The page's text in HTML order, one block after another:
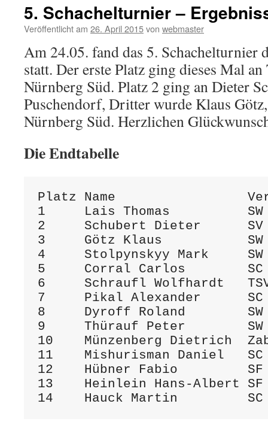
5. Schachelturnier –
Veröffentlicht am 26. April 2015von webmaster
Am 24.05. fand das 5. Schachelturnier
statt. Der erste Platz ging dieses Mal
Nürnberg Süd. Platz 2 ging an Dieter
Puschendorf, Dritter wurde Klaus
Nürnberg Süd. Herzlichen
Die Endtabelle
Platz Name
1     Lais Thomas
2     Schubert Dieter
3     Götz Klaus
4     Stolpynskyy Mark
5     Corral Carlos
6     Schraufl Wolfhardt
7     Pikal Alexander
8     Dyroff Roland
9     Thürauf Peter
10    Münzenberg Dietrich
11    Mishurisman Daniel
12    Hübner Fabio
13    Heinlein Hans-Albert